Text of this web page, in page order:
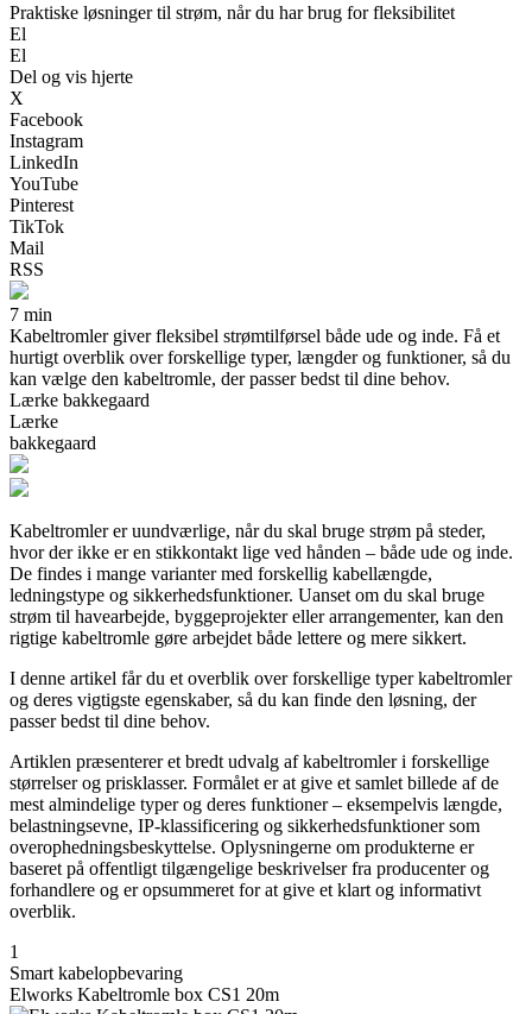
Praktiske løsninger til strøm, når du har brug for fleksibilitet
El
El
Del og vis hjerte
X
Facebook
Instagram
LinkedIn
YouTube
Pinterest
TikTok
Mail
RSS
7 min
Kabeltromler giver fleksibel strømtilførsel både ude og inde. Få et
hurtigt overblik over forskellige typer, længder og funktioner, så du
kan vælge den kabeltromle, der passer bedst til dine behov.
Lærke bakkegaard
Lærke
bakkegaard
Kabeltromler er uundværlige, når du skal bruge strøm på steder,
hvor der ikke er en stikkontakt lige ved hånden – både ude og inde.
De findes i mange varianter med forskellig kabellængde,
ledningstype og sikkerhedsfunktioner. Uanset om du skal bruge
strøm til havearbejde, byggeprojekter eller arrangementer, kan den
rigtige kabeltromle gøre arbejdet både lettere og mere sikkert.
I denne artikel får du et overblik over forskellige typer kabeltromler
og deres vigtigste egenskaber, så du kan finde den løsning, der
passer bedst til dine behov.
Artiklen præsenterer et bredt udvalg af kabeltromler i forskellige
størrelser og prisklasser. Formålet er at give et samlet billede af de
mest almindelige typer og deres funktioner – eksempelvis længde,
belastningsevne, IP-klassificering og sikkerhedsfunktioner som
overophedningsbeskyttelse. Oplysningerne om produkterne er
baseret på offentligt tilgængelige beskrivelser fra producenter og
forhandlere og er opsummeret for at give et klart og informativt
overblik.
1
Smart kabelopbevaring
Elworks Kabeltromle box CS1 20m